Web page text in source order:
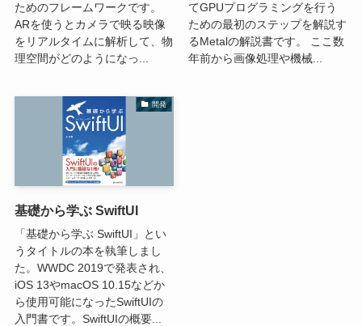
ためのフレームワークです。
ARを使うとカメラで映る映像
をリアルタイムに解析して、物
理空間がどのようになっ...
てGPUプログラミングを行う
ための最初のステップを解説す
るMetalの解説書です。 ここ数
年前から画像処理や機械...
開発
基礎から学ぶ SwiftUI
「基礎から学ぶ SwiftUI」とい
うタイトルの本を執筆しまし
た。WWDC 2019で発表され、
iOS 13やmacOS 10.15などか
ら使用可能になったSwiftUIの
入門書です。SwiftUIの概要...